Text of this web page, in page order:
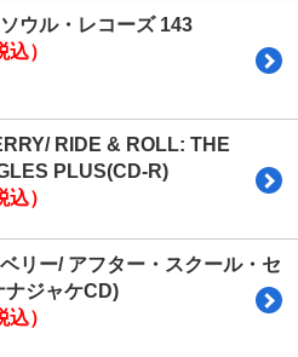
ウル・レコーズ 143
）
RIDE & ROLL: THE
PLUS(CD-R)
）
リー/ アフター・スクール・セ
ナジャケCD)
）